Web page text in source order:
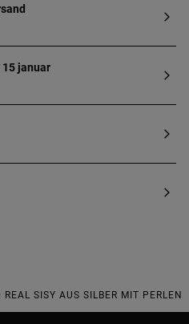
15 januar
REAL SISY AUS SILBER MIT PERLEN